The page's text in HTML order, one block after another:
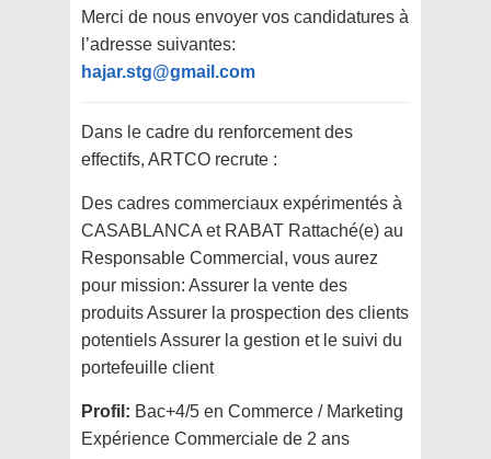
Merci de nous envoyer vos candidatures à
l’adresse suivantes:
hajar.stg@gmail.com
Dans le cadre du renforcement des
effectifs, ARTCO recrute :
Des cadres commerciaux expérimentés à
CASABLANCA et RABAT Rattaché(e) au
Responsable Commercial, vous aurez
pour mission: Assurer la vente des
produits Assurer la prospection des clients
potentiels Assurer la gestion et le suivi du
portefeuille client
Profil: Bac+4/5 en Commerce / Marketing
Expérience Commerciale de 2 ans